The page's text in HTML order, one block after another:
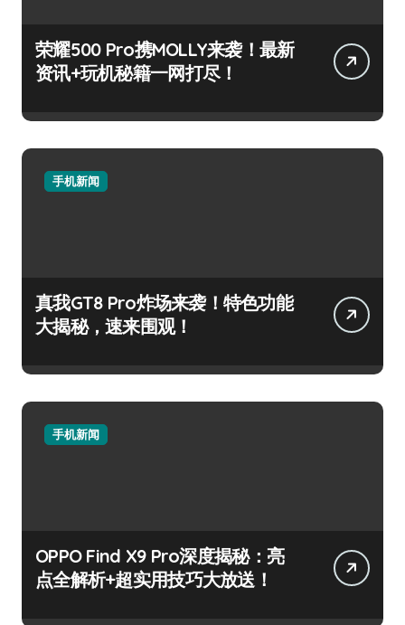
荣耀500 Pro携MOLLY来袭！最新
资讯+玩机秘籍一网打尽！
手机新闻
真我GT8 Pro炸场来袭！特色功能
大揭秘，速来围观！
手机新闻
OPPO Find X9 Pro深度揭秘：亮
点全解析+超实用技巧大放送！